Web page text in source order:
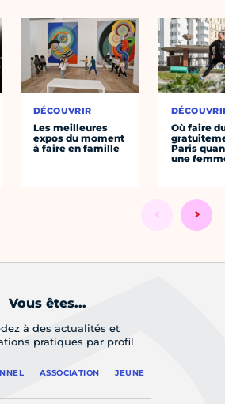
DÉCOUVRIR
Les meilleures
expos du moment
à faire en famille
Où faire
Paris
une
Vous êtes...
à des actualités et
pratiques par profil
ASSOCIATION JEUNE